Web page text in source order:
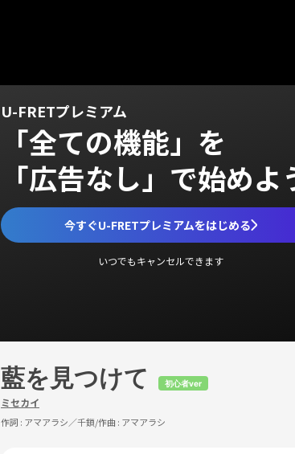
U-FRETプレミアム
「全ての機能」を
「広告なし」で始めよ
今すぐU-FRETプレミアムをはじめる
いつでもキャンセルできます
藍を見つけて 初心者ver
ミセカイ
作詞 : アマアラシ／千鎖/作曲 : アマアラシ